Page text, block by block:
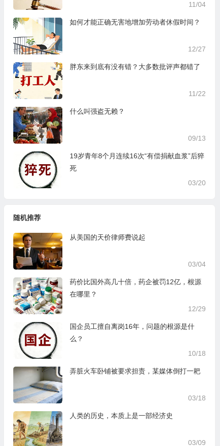
11/04
如何才能正确无害地增加劳动者休假时间？
12/27
胖东来到底有没有错？大多数批评声都错了
11/22
什么叫强盗无赖？
09/13
19岁青年8个月连续16次“有偿捐献血浆”后猝
死
03/20
随机推荐
从美国的天价律师费说起
03/04
药价比国外高几十倍，药企被罚12亿，根源
在哪里？
12/29
国企员工擅自离岗16年，问题的根源是什
么？
10/18
弄脏火车卧铺被要求担责，某媒体倒打一耙
03/18
人类的历史，本质上是一部经济史
03/09